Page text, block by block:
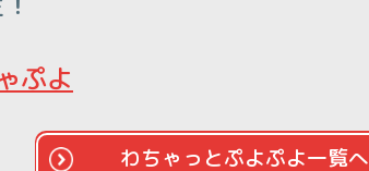
ぷよ
わちゃっとぷよぷよ一覧へ